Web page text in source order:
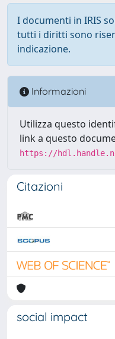
I documenti in IRIS
tutti i diritti sono
indicazione.
Informazioni
Utilizza questo
link a questo
https://
Citazioni
social impact